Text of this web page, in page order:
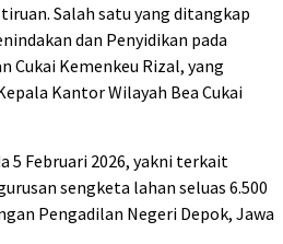
Salah satu yang ditangkap
dan Penyidikan pada
Cukai Kemenkeu Rizal, yang
Kantor Wilayah Bea Cukai
5 Februari 2026, yakni terkait
sengketa lahan seluas 6.500
Pengadilan Negeri Depok, Jawa